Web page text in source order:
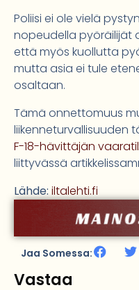
Poliisi ei ole vielä
nopeudella pyöräilijät
että myös kuollutta
mutta asia ei tule
osaltaan.
Tämä onnettomuus
liikenneturvallisuuden
F-18-hävittäjän
liittyvässä
Lähde: iltalehti.fi
Jaa Somessa:
Vastaa